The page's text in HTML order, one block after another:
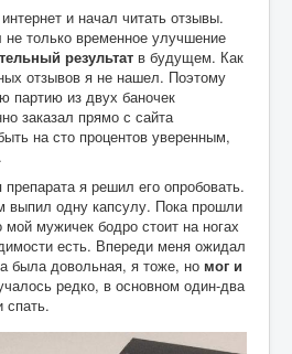
и начал читать отзывы.
только временное улучшение
результат в будущем. Как
отзывов я не нашел. Поэтому
партию из двух баночек
заказал прямо с сайта
на сто процентов уверенным,
я решил его опробовать.
выпил одну капсулу. Пока прошли
мужичек бодро стоит на ногах
есть. Впереди меня ожидал
была довольная, я тоже, но мог и
редко, в основном один-два
спать.